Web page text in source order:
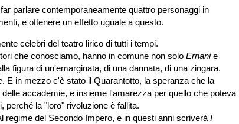
parlare contemporaneamente quattro personaggi in
e ottenere un effetto uguale a questo.
celebri del teatro lirico di tutti i tempi.
che conosciamo, hanno in comune non solo Ernanie
figura di un'emarginata, di una dannata, di una zingara.
. E in mezzo c'è stato il Quarantotto, la speranza che la
accademie, e insieme l'amarezza per quello che poteva
perché la "loro" rivoluzione è fallita.
del Secondo Impero, e in questi anni scriverà I